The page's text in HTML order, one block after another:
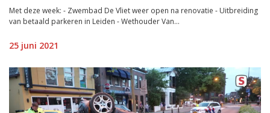
Met deze week: - Zwembad De Vliet weer open na renovatie - Uitbreiding
van betaald parkeren in Leiden - Wethouder Van...
25 juni 2021